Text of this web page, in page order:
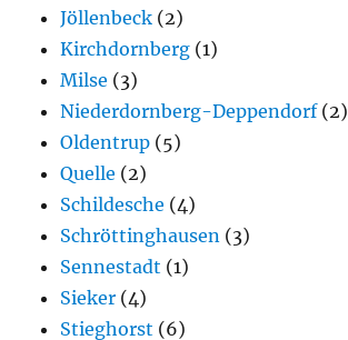
Jöllenbeck (2)
Kirchdornberg (1)
Milse (3)
Niederdornberg-Deppendorf(2)
Oldentrup (5)
Quelle (2)
Schildesche (4)
Schröttinghausen (3)
Sennestadt (1)
Sieker (4)
Stieghorst (6)